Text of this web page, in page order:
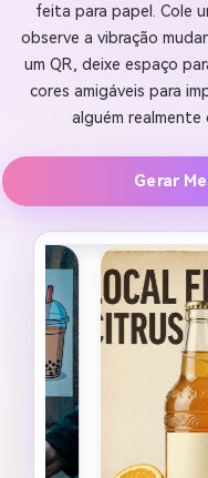
feita para papel. Cole
observe a vibração
um QR, deixe espaço
cores amigáveis para
alguém realmente
Gerar